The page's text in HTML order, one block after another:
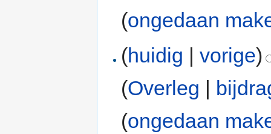
(ongedaan
(huidig |vorige)
(Overleg |
(ongedaan